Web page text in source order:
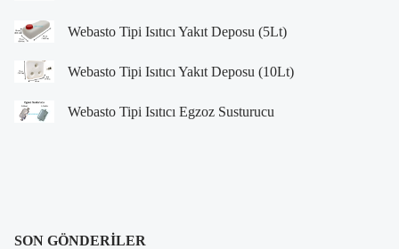
Webasto Tipi Isıtıcı Yakıt Deposu (5Lt)
Webasto Tipi Isıtıcı Yakıt Deposu (10Lt)
Webasto Tipi Isıtıcı Egzoz Susturucu
SON GÖNDERILER